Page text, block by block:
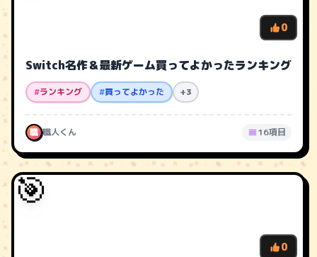
0
Switch名作＆最新ゲーム買ってよかったランキング
#ランキング #買ってよかった +3
職 職人くん 16項目
🎯
0